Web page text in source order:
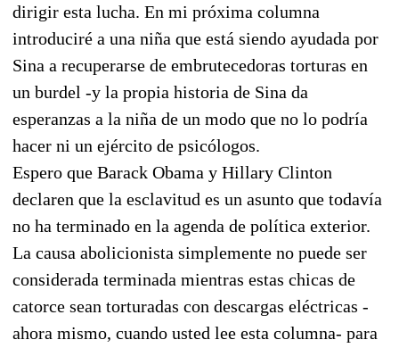
dirigir esta lucha. En mi próxima columna
introduciré a una niña que está siendo ayudada por
Sina a recuperarse de embrutecedoras torturas en
un burdel -y la propia historia de Sina da
esperanzas a la niña de un modo que no lo podría
hacer ni un ejército de psicólogos.
Espero que Barack Obama y Hillary Clinton
declaren que la esclavitud es un asunto que todavía
no ha terminado en la agenda de política exterior.
La causa abolicionista simplemente no puede ser
considerada terminada mientras estas chicas de
catorce sean torturadas con descargas eléctricas -
ahora mismo, cuando usted lee esta columna- para